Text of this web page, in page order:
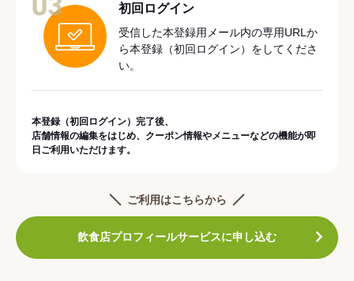
初回ログイン
受信した本登録用メール内の専用URLか
ら本登録（初回ログイン）をしてくださ
い。
本登録（初回ログイン）完了後、
店舗情報の編集をはじめ、クーポン情報やメニューなどの機能が即
日ご利用いただけます。
ご利用はこちらから
飲食店プロフィールサービスに申し込む